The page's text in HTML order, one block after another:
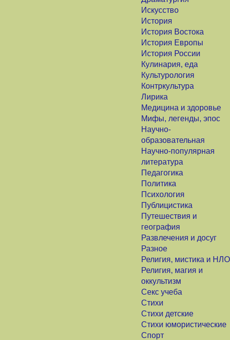
Искусство
История
История Востока
История Европы
История России
Кулинария, еда
Культурология
Контркультура
Лирика
Медицина и здоровье
Мифы, легенды, эпос
Научно-
образовательная
Научно-популярная
литература
Педагогика
Политика
Психология
Публицистика
Путешествия и
география
Развлечения и досуг
Разное
Религия, мистика и НЛО
Религия, магия и
оккультизм
Секс учеба
Стихи
Стихи детские
Стихи юмористические
Спорт